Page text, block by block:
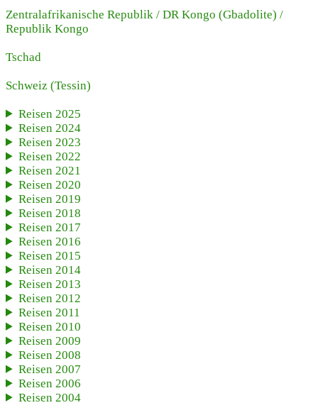
Zentralafrikanische Republik / DR Kongo (Gbadolite) /
Republik Kongo
Tschad
Schweiz (Tessin)
Reisen 2025
Reisen 2024
Reisen 2023
Reisen 2022
Reisen 2021
Reisen 2020
Reisen 2019
Reisen 2018
Reisen 2017
Reisen 2016
Reisen 2015
Reisen 2014
Reisen 2013
Reisen 2012
Reisen 2011
Reisen 2010
Reisen 2009
Reisen 2008
Reisen 2007
Reisen 2006
Reisen 2004